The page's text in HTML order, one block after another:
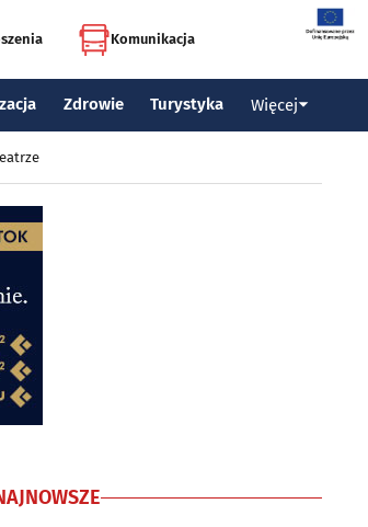
Komunikacja
Zdrowie Turystyka Więcej